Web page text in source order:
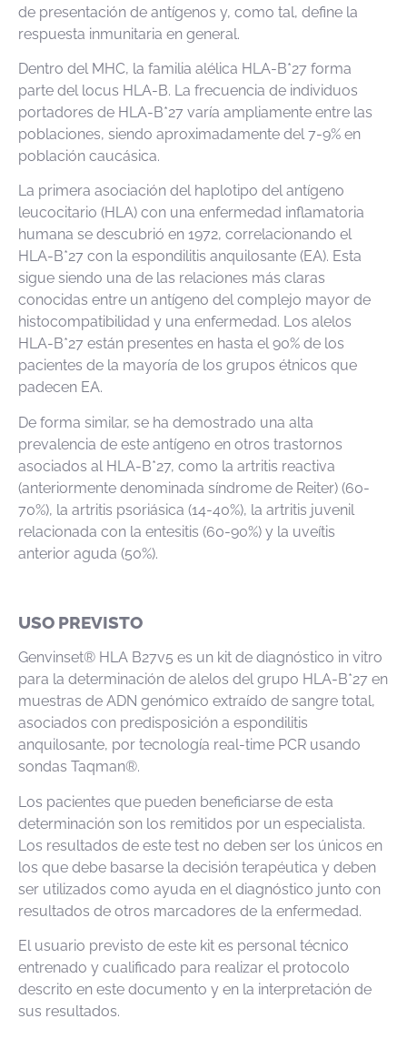
de presentación de antígenos y, como tal, define la
respuesta inmunitaria en general.
Dentro del MHC, la familia alélica HLA-B*27 forma
parte del locus HLA-B. La frecuencia de individuos
portadores de HLA-B*27 varía ampliamente entre las
poblaciones, siendo aproximadamente del 7-9% en
población caucásica.
La primera asociación del haplotipo del antígeno
leucocitario (HLA) con una enfermedad inflamatoria
humana se descubrió en 1972, correlacionando el
HLA-B*27 con la espondilitis anquilosante (EA). Esta
sigue siendo una de las relaciones más claras
conocidas entre un antígeno del complejo mayor de
histocompatibilidad y una enfermedad. Los alelos
HLA-B*27 están presentes en hasta el 90% de los
pacientes de la mayoría de los grupos étnicos que
padecen EA.
De forma similar, se ha demostrado una alta
prevalencia de este antígeno en otros trastornos
asociados al HLA-B*27, como la artritis reactiva
(anteriormente denominada síndrome de Reiter) (60-
70%), la artritis psoriásica (14-40%), la artritis juvenil
relacionada con la entesitis (60-90%) y la uveítis
anterior aguda (50%).
USO PREVISTO
Genvinset® HLA B27v5 es un kit de diagnóstico in vitro
para la determinación de alelos del grupo HLA-B*27 en
muestras de ADN genómico extraído de sangre total,
asociados con predisposición a espondilitis
anquilosante, por tecnología real-time PCR usando
sondas Taqman®.
Los pacientes que pueden beneficiarse de esta
determinación son los remitidos por un especialista.
Los resultados de este test no deben ser los únicos en
los que debe basarse la decisión terapéutica y deben
ser utilizados como ayuda en el diagnóstico junto con
resultados de otros marcadores de la enfermedad.
El usuario previsto de este kit es personal técnico
entrenado y cualificado para realizar el protocolo
descrito en este documento y en la interpretación de
sus resultados.